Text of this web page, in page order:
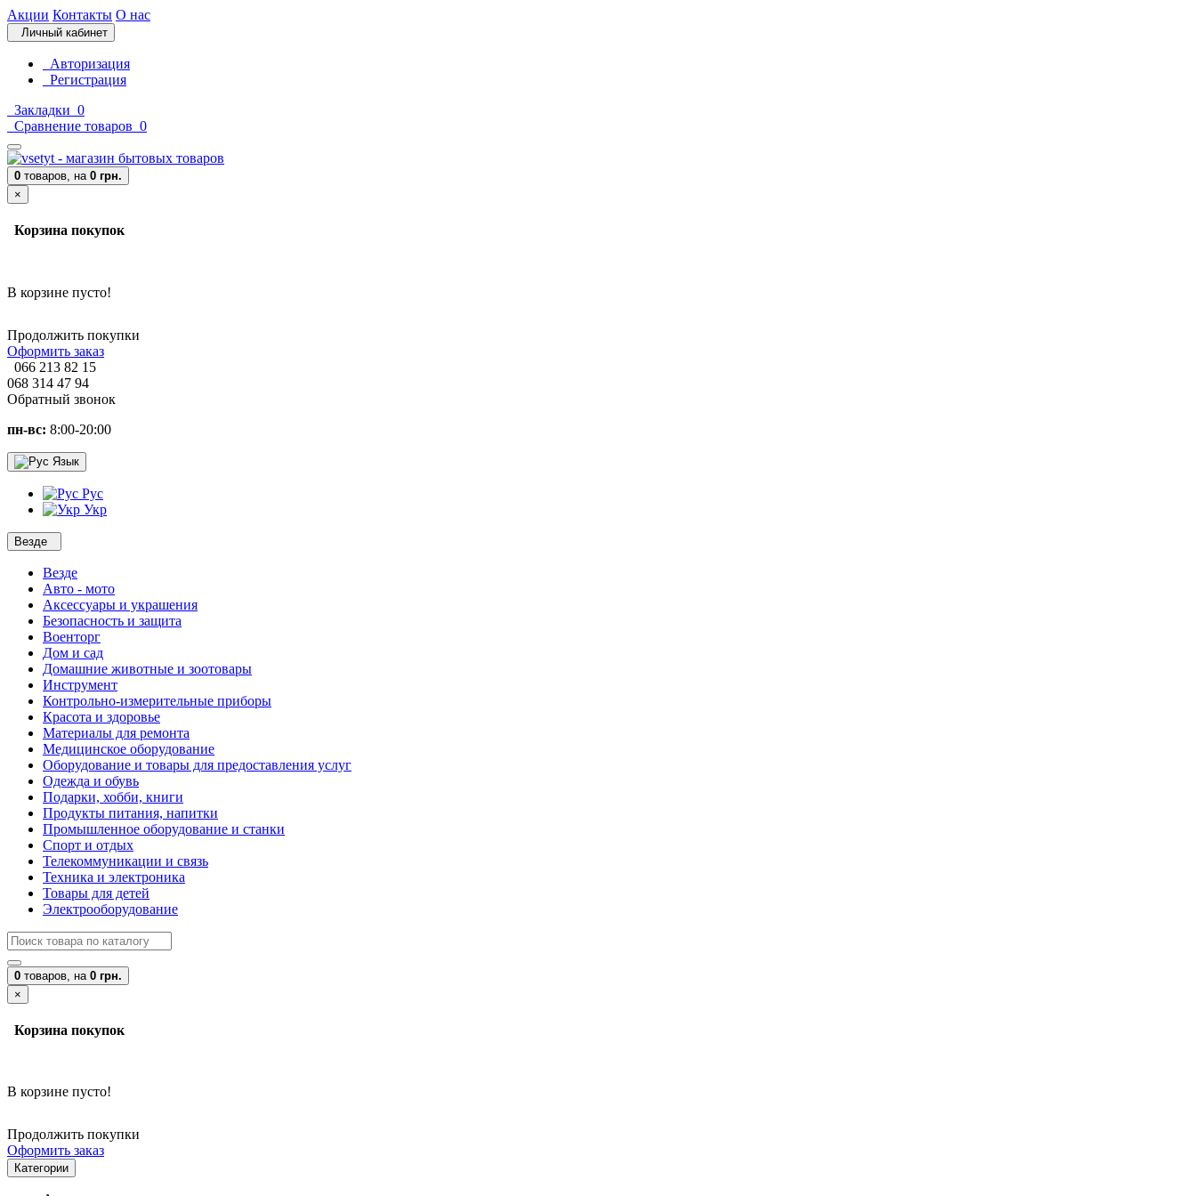
Акции Контакты О нас
Личный кабинет
Авторизация
Регистрация
Закладки 0
Сравнение товаров 0
0 товаров, на 0 грн.
×
Корзина покупок
В корзине пусто!
Продолжить покупки
Оформить заказ
066 213 82 15
068 314 47 94
Обратный звонок
пн-вс: 8:00-20:00
Язык
Рус
Укр
Везде
Везде
Авто - мото
Аксессуары и украшения
Безопасность и защита
Военторг
Дом и сад
Домашние животные и зоотовары
Инструмент
Контрольно-измерительные приборы
Красота и здоровье
Материалы для ремонта
Медицинское оборудование
Оборудование и товары для предоставления услуг
Одежда и обувь
Подарки, хобби, книги
Продукты питания, напитки
Промышленное оборудование и станки
Спорт и отдых
Телекоммуникации и связь
Техника и электроника
Товары для детей
Электрооборудование
0 товаров, на 0 грн.
×
Корзина покупок
В корзине пусто!
Продолжить покупки
Оформить заказ
Категории